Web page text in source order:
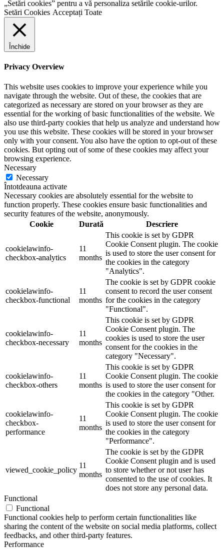
„Setări cookies” pentru a vă personaliza setările cookie-urilor.
Setări Cookies Acceptați Toate
Închide
Privacy Overview
This website uses cookies to improve your experience while you
navigate through the website. Out of these, the cookies that are
categorized as necessary are stored on your browser as they are
essential for the working of basic functionalities of the website. We
also use third-party cookies that help us analyze and understand how
you use this website. These cookies will be stored in your browser
only with your consent. You also have the option to opt-out of these
cookies. But opting out of some of these cookies may affect your
browsing experience.
Necessary
Necessary
Întotdeauna activate
Necessary cookies are absolutely essential for the website to
function properly. These cookies ensure basic functionalities and
security features of the website, anonymously.
Cookie
Durată Descriere
cookielawinfo-
checkbox-analytics
11
months
This cookie is set by GDPR
Cookie Consent plugin. The cookie
is used to store the user consent for
the cookies in the category
"Analytics".
cookielawinfo-
checkbox-functional
11
months
The cookie is set by GDPR cookie
consent to record the user consent
for the cookies in the category
"Functional".
cookielawinfo-
checkbox-necessary
11
months
This cookie is set by GDPR
Cookie Consent plugin. The
cookies is used to store the user
consent for the cookies in the
category "Necessary".
cookielawinfo-
checkbox-others
11
months
This cookie is set by GDPR
Cookie Consent plugin. The cookie
is used to store the user consent for
the cookies in the category "Other.
cookielawinfo-
checkbox-
performance
11
months
This cookie is set by GDPR
Cookie Consent plugin. The cookie
is used to store the user consent for
the cookies in the category
"Performance".
viewed_cookie_policy
11
months
The cookie is set by the GDPR
Cookie Consent plugin and is used
to store whether or not user has
consented to the use of cookies. It
does not store any personal data.
Functional
Functional
Functional cookies help to perform certain functionalities like
sharing the content of the website on social media platforms, collect
feedbacks, and other third-party features.
Performance